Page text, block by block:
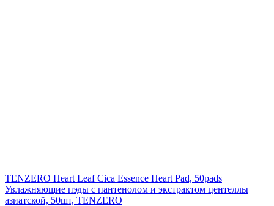
TENZERO Heart Leaf Cica Essence Heart Pad, 50pads
Увлажняющие пэды с пантенолом и экстрактом центеллы
азиатской, 50шт, TENZERO